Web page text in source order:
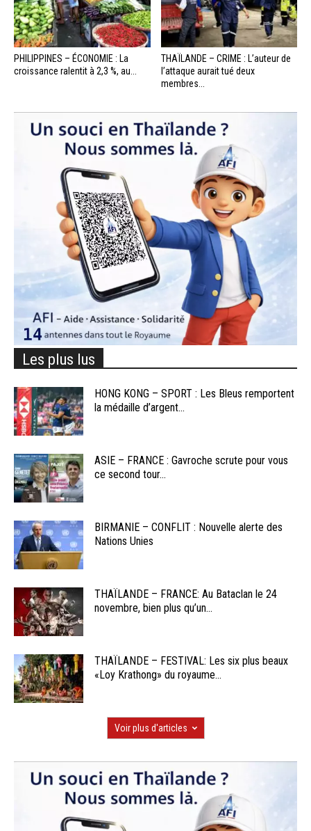
PHILIPPINES – ÉCONOMIE : La
croissance ralentit à 2,3 %, au...
THAÏLANDE – CRIME : L’auteur de
l’attaque aurait tué deux
membres...
Les plus lus
HONG KONG – SPORT : Les Bleus remportent
la médaille d’argent...
ASIE – FRANCE : Gavroche scrute pour vous
ce second tour...
BIRMANIE – CONFLIT : Nouvelle alerte des
Nations Unies
THAÏLANDE – FRANCE: Au Bataclan le 24
novembre, bien plus qu’un...
THAÏLANDE – FESTIVAL: Les six plus beaux
«Loy Krathong» du royaume...
Voir plus d'articles